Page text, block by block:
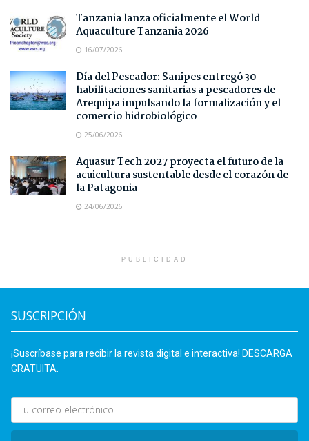
Tanzania lanza oficialmente el World
Aquaculture Tanzania 2026
16/07/2026
Día del Pescador: Sanipes entregó 30
habilitaciones sanitarias a pescadores de
Arequipa impulsando la formalización y el
comercio hidrobiológico
25/06/2026
Aquasur Tech 2027 proyecta el futuro de la
acuicultura sustentable desde el corazón de
la Patagonia
24/06/2026
PUBLICIDAD
SUSCRIPCIÓN
¡Suscríbase para recibir la revista digital e interactiva! DESCARGA
GRATUITA.